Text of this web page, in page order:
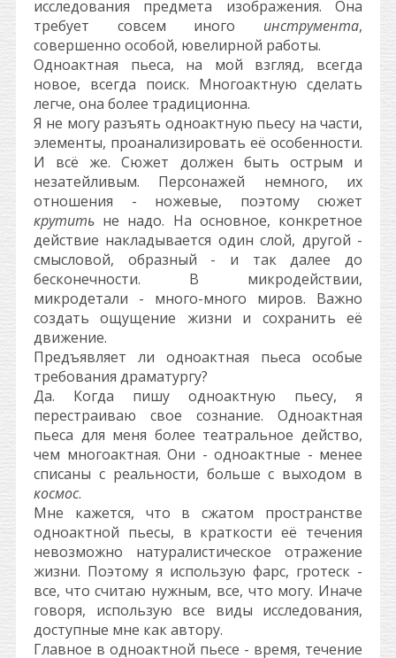
исследования предмета изображения. Она
требует совсем иного инструмента,
совершенно особой, ювелирной работы.
Одноактная пьеса, на мой взгляд, всегда
новое, всегда поиск. Многоактную сделать
легче, она более традиционна.
Я не могу разъять одноактную пьесу на части,
элементы, проанализировать её особенности.
И всё же. Сюжет должен быть острым и
незатейливым. Персонажей немного, их
отношения - ножевые, поэтому сюжет
крутить не надо. На основное, конкретное
действие накладывается один слой, другой -
смысловой, образный - и так далее до
бесконечности. В микродействии,
микродетали - много-много миров. Важно
создать ощущение жизни и сохранить её
движение.
Предъявляет ли одноактная пьеса особые
требования драматургу?
Да. Когда пишу одноактную пьесу, я
перестраиваю свое сознание. Одноактная
пьеса для меня более театральное действо,
чем многоактная. Они - одноактные - менее
списаны с реальности, больше с выходом в
космос.
Мне кажется, что в сжатом пространстве
одноактной пьесы, в краткости её течения
невозможно натуралистическое отражение
жизни. Поэтому я использую фарс, гротеск -
все, что считаю нужным, все, что могу. Иначе
говоря, использую все виды исследования,
доступные мне как автору.
Главное в одноактной пьесе - время, течение